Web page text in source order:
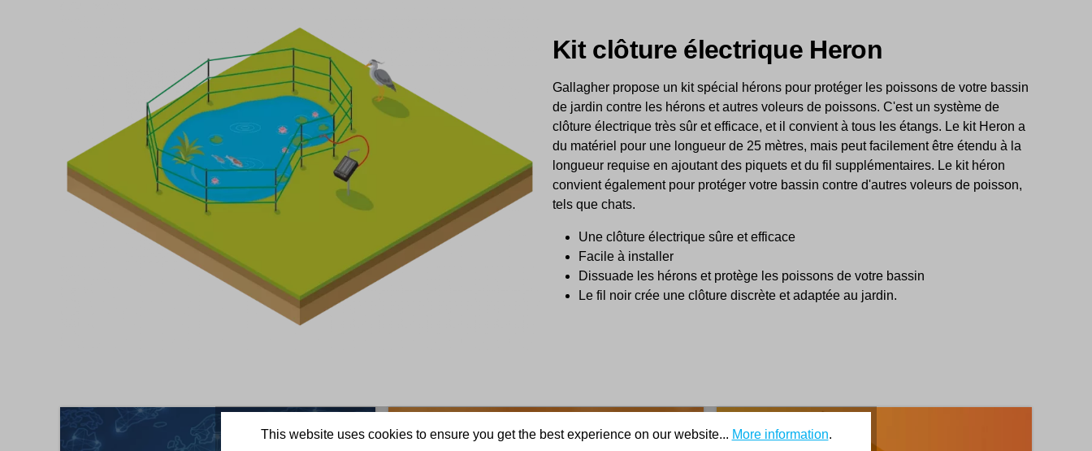
Kit clôture électrique Heron
Gallagher propose un kit spécial hérons pour protéger les poissons de votre bassin
de jardin contre les hérons et autres voleurs de poissons. C'est un système de
clôture électrique très sûr et efficace, et il convient à tous les étangs. Le kit Heron a
du matériel pour une longueur de 25 mètres, mais peut facilement être étendu à la
longueur requise en ajoutant des piquets et du fil supplémentaires. Le kit héron
convient également pour protéger votre bassin contre d'autres voleurs de poisson,
tels que chats.
Une clôture électrique sûre et efficace
Facile à installer
Dissuade les hérons et protège les poissons de votre bassin
Le fil noir crée une clôture discrète et adaptée au jardin.
This website uses cookies to ensure you get the best experience on our website... More information.